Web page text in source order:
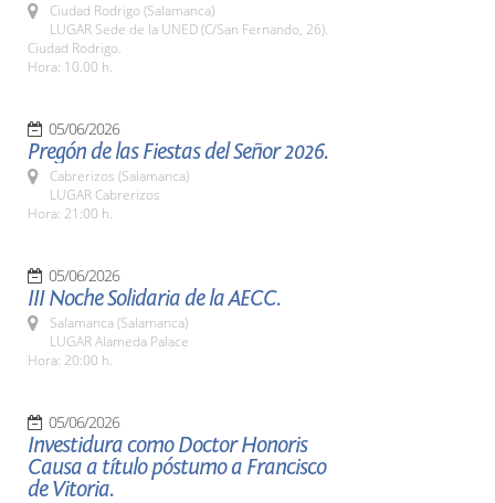
Ciudad Rodrigo (Salamanca)
LUGAR Sede de la UNED (C/San Fernando, 26).
Ciudad Rodrigo.
Hora: 10.00 h.
05/06/2026
Pregón de las Fiestas del Señor 2026.
Cabrerizos (Salamanca)
LUGAR Cabrerizos
Hora: 21:00 h.
05/06/2026
III Noche Solidaria de la AECC.
Salamanca (Salamanca)
LUGAR Alameda Palace
Hora: 20:00 h.
05/06/2026
Investidura como Doctor Honoris
Causa a título póstumo a Francisco
de Vitoria.